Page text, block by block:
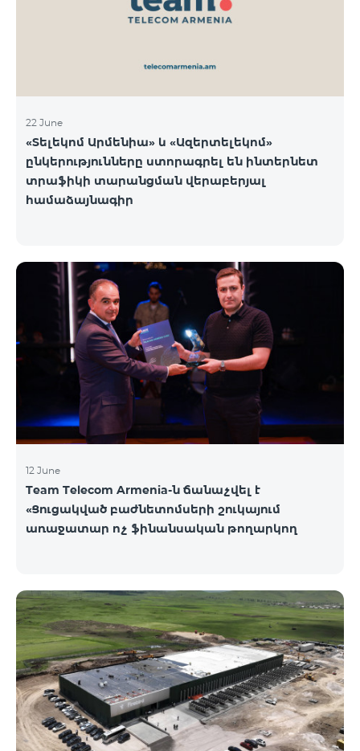
22 June
«Տելեկոմ Արմենիա» և «Ազերտելեկոմ»
ընկերությունները ստորագրել են ինտերնետ
տրաֆիկի տարանցման վերաբերյալ
համաձայնագիր
12 June
Team Telecom Armenia-ն ճանաչվել է
«Ցուցակված բաժնետոմսերի շուկայում
առաջատար ոչ ֆինանսական թողարկող